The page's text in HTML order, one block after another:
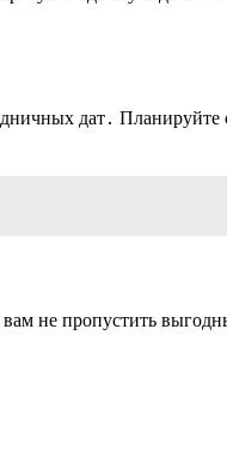
дат․ Планируйте
не пропустить